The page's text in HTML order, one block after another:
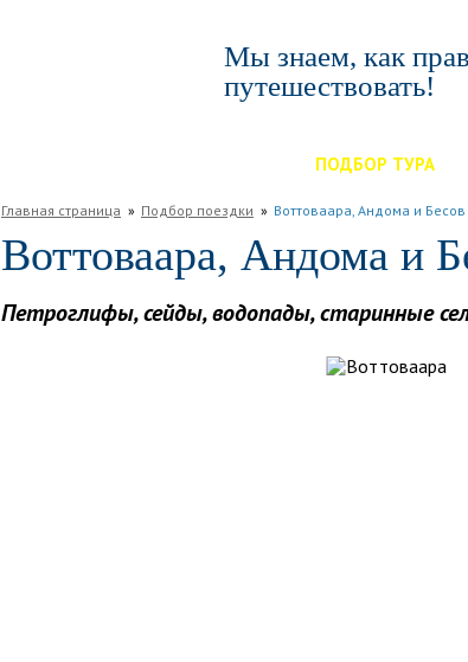
Мы знаем, как
путешествовать!
ПОДБОР ТУРА
Главная страница Подбор поездки Воттоваара, Андома и
Воттоваара, Андома и
Петроглифы, сейды, водопады, старинные